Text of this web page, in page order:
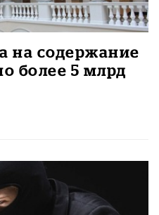
на содержание
более 5 млрд